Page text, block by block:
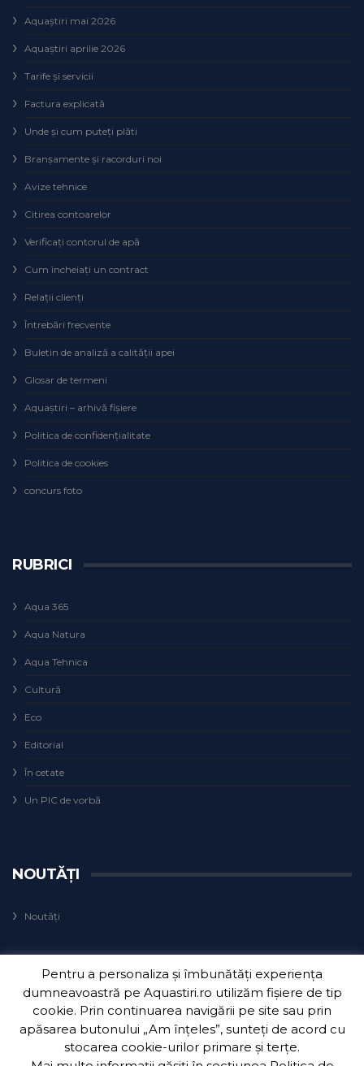
Aquaștiri mai 2026
Aquaștiri aprilie 2026
Tarife și servicii
Factura explicată
Unde și cum puteţi plăti
Branșamente și racorduri noi
Avize tehnice
Citirea contoarelor
Verificaţi contorul de apă
Cum încheiaţi un contract
Relaţii clienţi
Întrebări frecvente
Buletin de analiză a calităţii apei
Glosar de termeni
Aquaștiri – arhivă fișiere
Politica de confidențialitate
Politica de cookies
concurs foto
RUBRICI
Aqua 365
Aqua Natura
Aqua Tehnica
Cultură
Eco
Editorial
În cetate
Un PIC de vorbă
NOUTĂȚI
Noutăți
Copyright 2018 Aquatim S.A.| Dezvoltat de 3Waves Net
Pentru a personaliza și îmbunătăți experiența
dumneavoastră pe Aquastiri.ro utilizăm fișiere de tip
cookie. Prin continuarea navigării pe site sau prin
apăsarea butonului „Am înțeles”, sunteți de acord cu
stocarea cookie-urilor primare și terțe.